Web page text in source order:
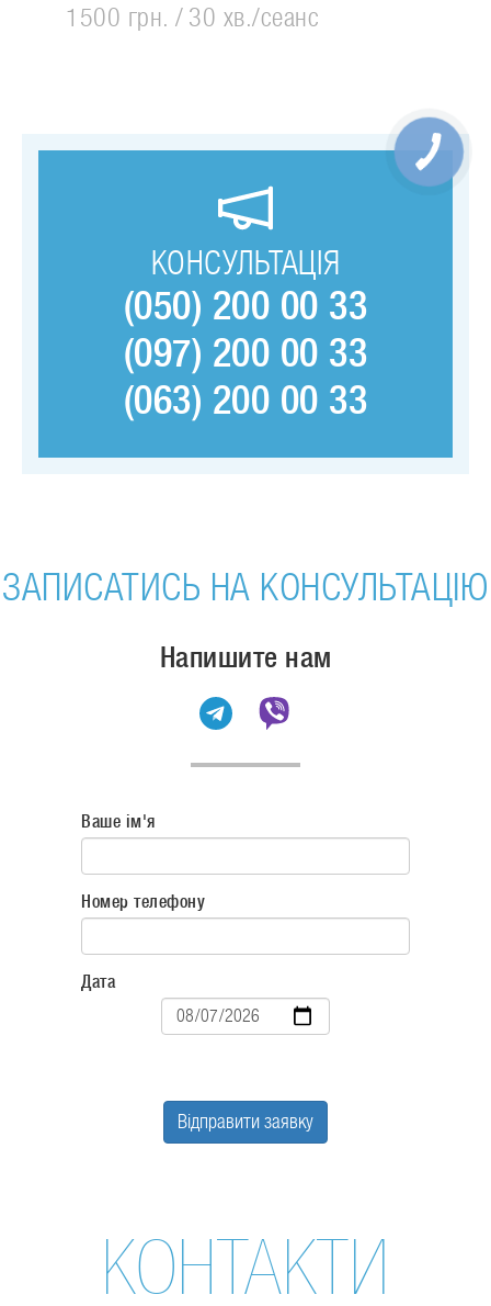
1500 грн.
30 хв./сеанс
КОНСУЛЬТАЦІЯ
(050) 200 00 33
(097) 200 00 33
(063) 200 00 33
ЗАПИСАТИСЬ НА КОНСУЛЬТАЦІЮ
Напишите нам
Ваше ім'я
Номер телефону
Дата
Дата
Відправити заявку
КОНТАКТИ